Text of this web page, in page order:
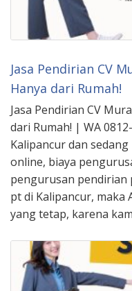
Jasa Pendirian CV
Hanya dari Rumah!
Jasa Pendirian CV
dari Rumah! | WA
Kalipancur dan
online, biaya
pengurusan pendirian
pt di Kalipancur, maka
yang tetap, karena